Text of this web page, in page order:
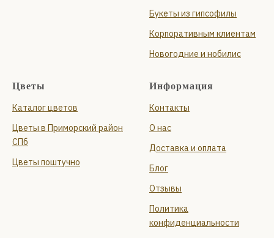
Букеты из гипсофилы
Корпоративным клиентам
Новогодние и нобилис
Цветы
Каталог цветов
Цветы в Приморский район
СПб
Цветы поштучно
Информация
Контакты
О нас
Доставка и оплата
Блог
Отзывы
Политика
конфиденциальности